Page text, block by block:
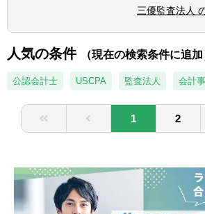
三優監査法人
人気の条件 （現在の検索条件に追加
公認会計士 USCPA 監査法人 会計
1 2